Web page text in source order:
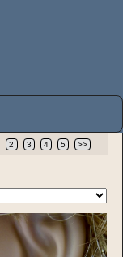
2 3 4 5 >>